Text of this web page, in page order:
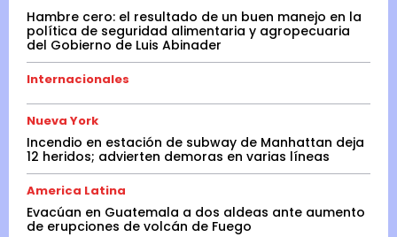
Hambre cero: el resultado de un buen manejo en la
política de seguridad alimentaria y agropecuaria
del Gobierno de Luis Abinader
Internacionales
Nueva York
Incendio en estación de subway de Manhattan deja
12 heridos; advierten demoras en varias líneas
America Latina
Evacúan en Guatemala a dos aldeas ante aumento
de erupciones de volcán de Fuego